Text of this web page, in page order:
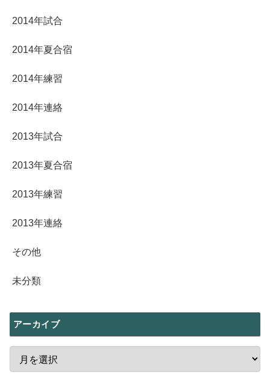
2014年試合
2014年夏合宿
2014年練習
2014年連絡
2013年試合
2013年夏合宿
2013年練習
2013年連絡
その他
未分類
アーカイブ